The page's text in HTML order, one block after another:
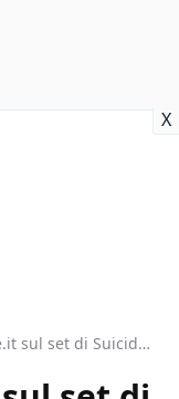
X
EXCL: BadTaste.it sul set di Suicide Squad, tutte le curiosità sul film!